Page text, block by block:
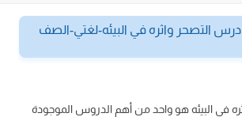
التصحر واثره في البيئه-لغتي-الصف
في البيئه هو واحد من أهم الدروس الموجودة